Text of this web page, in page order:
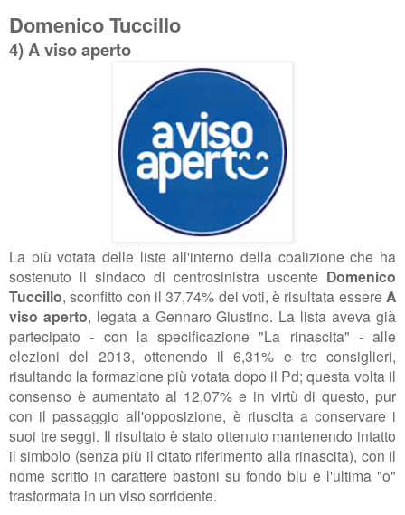
Domenico Tuccillo
4) A viso aperto
La più votata delle liste all'interno della coalizione che ha
sostenuto il sindaco di centrosinistra uscente Domenico
Tuccillo, sconfitto con il 37,74% dei voti, è risultata essere A
viso aperto, legata a Gennaro Giustino. La lista aveva già
partecipato - con la specificazione "La rinascita" - alle
elezioni del 2013, ottenendo il 6,31% e tre consiglieri,
risultando la formazione più votata dopo il Pd; questa volta il
consenso è aumentato al 12,07% e in virtù di questo, pur
con il passaggio all'opposizione, è riuscita a conservare i
suoi tre seggi. Il risultato è stato ottenuto mantenendo intatto
il simbolo (senza più il citato riferimento alla rinascita), con il
nome scritto in carattere bastoni su fondo blu e l'ultima "o"
trasformata in un viso sorridente.